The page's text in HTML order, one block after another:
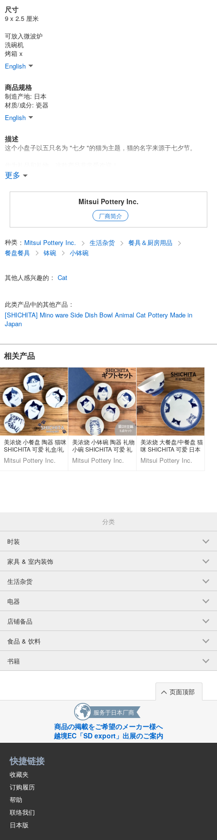
(SM4)
批发价:仅限会员
七田真子28 马梅巴奇，苏格兰人
(SM5)
尺寸
9 x 2.5 厘米
可放入微波炉
洗碗机
烤箱 x
English
商品规格
制造产地: 日本
材质/成分: 瓷器
English
描述
这个小盘子以五只名为 "七夕 "的猫为主题，猫的名字来源于七夕节。
还可提供礼品。请点击此处←←。
我们还向爱猫人士推荐此商品。
English
更多
Mitsui Pottery Inc.
厂商简介
种类 : Mitsui Pottery Inc. 生活杂货
餐具＆厨房用品
餐盘餐具
钵碗 小钵碗
其他人感兴趣的 : Cat
此类产品中的其他产品 :
[SHICHITA] Mino ware Side Dish Bowl Animal Cat Pottery Made in
Japan
相关产品
美浓烧 小餐盘 陶器 猫咪
SHICHITA 可爱 礼盒/礼
品套装 小盘子 5种类 日
本制造
Mitsui Pottery Inc.
美浓烧 小钵碗 陶器 礼物
小碗 SHICHITA 可爱 礼
盒/礼品套装 猫 5件每组
日本制造
Mitsui Pottery Inc.
美浓烧 大餐盘/中餐盘 猫
咪 SHICHITA 可爱 日本
制造
Mitsui Pottery Inc.
分类
时装
家具 & 室内装饰
生活杂货
电器
店铺备品
食品 & 饮料
书籍
页面顶部
服务于日本厂商
商品の掲載をご希望のメーカー様へ
越境EC「SD export」出展のご案内
快捷链接
收藏夹
订购履历
帮助
联络我们
日本版